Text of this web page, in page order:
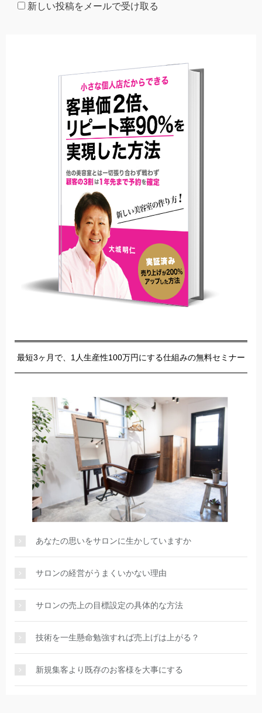
新しい投稿をメールで受け取る
最短3ヶ月で、1人生産性100万円にする仕組みの無料セミナー
あなたの思いをサロンに生かしていますか
サロンの経営がうまくいかない理由
サロンの売上の目標設定の具体的な方法
技術を一生懸命勉強すれば売上げは上がる？
新規集客より既存のお客様を大事にする